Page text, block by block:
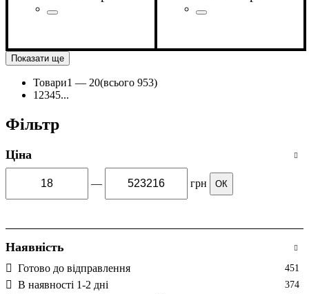
Показати ще
Товари1 — 20(всього 953)
1 2345...
Фільтр
Ціна
— грн ОК
Наявність
Готово до відправлення 451
В наявності 1-2 дні 374